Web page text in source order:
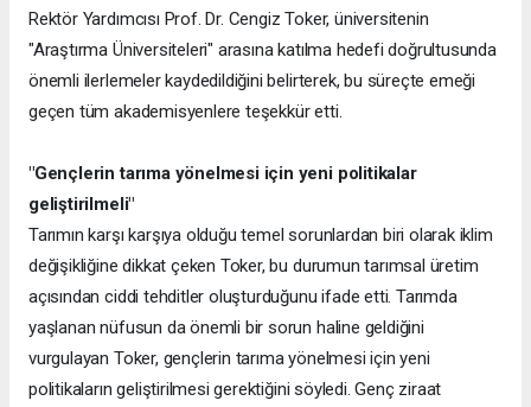
Rektör Yardımcısı Prof. Dr. Cengiz Toker, üniversitenin
"Araştırma Üniversiteleri" arasına katılma hedefi doğrultusunda
önemli ilerlemeler kaydedildiğini belirterek, bu süreçte emeği
geçen tüm akademisyenlere teşekkür etti.
"Gençlerin tarıma yönelmesi için yeni politikalar
geliştirilmeli"
Tarımın karşı karşıya olduğu temel sorunlardan biri olarak iklim
değişikliğine dikkat çeken Toker, bu durumun tarımsal üretim
açısından ciddi tehditler oluşturduğunu ifade etti. Tarımda
yaşlanan nüfusun da önemli bir sorun haline geldiğini
vurgulayan Toker, gençlerin tarıma yönelmesi için yeni
politikaların geliştirilmesi gerektiğini söyledi. Genç ziraat